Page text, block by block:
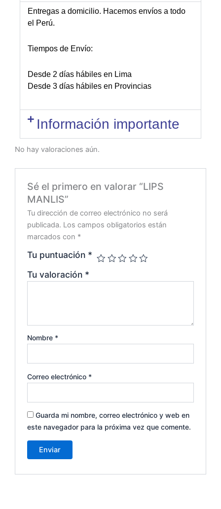
Entregas a domicilio. Hacemos envíos a todo
el Perú.
Tiempos de Envío:
Desde 2 días hábiles en Lima
Desde 3 días hábiles en Provincias
Información importante
No hay valoraciones aún.
Sé el primero en valorar “LIPS
MANLIS”
Tu dirección de correo electrónico no será
publicada. Los campos obligatorios están
marcados con *
Tu puntuación *
Tu valoración *
Nombre *
Correo electrónico *
Guarda mi nombre, correo electrónico y web en
este navegador para la próxima vez que comente.